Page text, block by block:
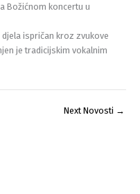
Božićnom koncertu u
ispričan kroz zvukove
je tradicijskim vokalnim
Next Novosti →